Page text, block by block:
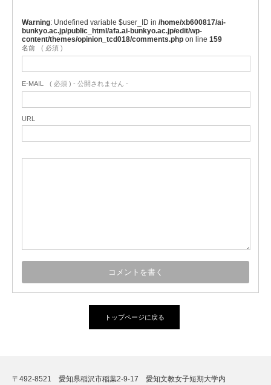
Warning : Undefined variable $user_ID in /home/xb600817/ai-
bunkyo.ac.jp/public_html/afa.ai-bunkyo.ac.jp/edit/wp-
content/themes/opinion_tcd018/comments.php on line 159
名前 ( 必須 )
E-MAIL ( 必須 ) - 公開されません -
URL
トップページに戻る
〒492-8521 愛知県稲沢市稲葉2-9-17 愛知文教女子短期大学内